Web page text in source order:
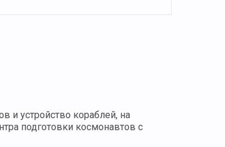
и устройство кораблей, на
подготовки космонавтов с